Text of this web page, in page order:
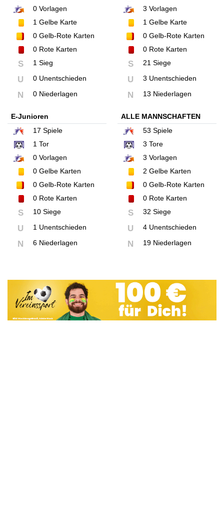
0 Vorlagen
1 Gelbe Karte
0 Gelb-Rote Karten
0 Rote Karten
S 1 Sieg
U 0 Unentschieden
N 0 Niederlagen
3 Vorlagen
1Gelbe Karte
0Gelb-Rote Karten
0Rote Karten
S 21 Siege
U 3 Unentschieden
N 13 Niederlagen
E-Junioren
17 Spiele
1 Tor
0 Vorlagen
0 Gelbe Karten
0 Gelb-Rote Karten
0 Rote Karten
S 10 Siege
U 1 Unentschieden
N 6 Niederlagen
ALLE MANNSCHAFTEN
53 Spiele
3 Tore
3 Vorlagen
2 Gelbe Karten
0Gelb-Rote Karten
0Rote Karten
S 32 Siege
U 4 Unentschieden
N 19 Niederlagen